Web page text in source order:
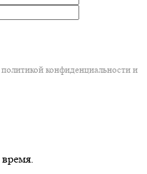
конфиденциальности и